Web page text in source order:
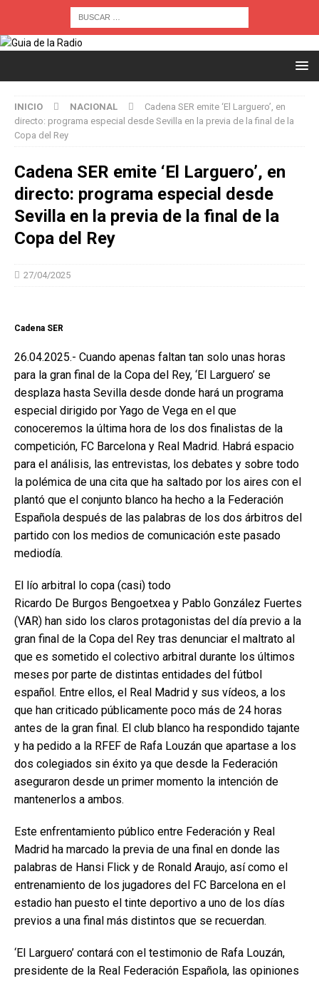
INICIO NACIONAL
Cadena SER emite ‘El Larguero’, en
directo: programa especial desde Sevilla en la previa de la final de la
Copa del Rey
Cadena SER emite ‘El Larguero’, en
directo: programa especial desde
Sevilla en la previa de la final de la
Copa del Rey
27/04/2025
Cadena SER
26.04.2025.- Cuando apenas faltan tan solo unas horas
para la gran final de la Copa del Rey, ‘El Larguero’ se
desplaza hasta Sevilla desde donde hará un programa
especial dirigido por Yago de Vega en el que
conoceremos la última hora de los dos finalistas de la
competición, FC Barcelona y Real Madrid. Habrá espacio
para el análisis, las entrevistas, los debates y sobre todo
la polémica de una cita que ha saltado por los aires con el
plantó que el conjunto blanco ha hecho a la Federación
Española después de las palabras de los dos árbitros del
partido con los medios de comunicación este pasado
mediodía.
El lío arbitral lo copa (casi) todo
Ricardo De Burgos Bengoetxea y Pablo González Fuertes
(VAR) han sido los claros protagonistas del día previo a la
gran final de la Copa del Rey tras denunciar el maltrato al
que es sometido el colectivo arbitral durante los últimos
meses por parte de distintas entidades del fútbol
español. Entre ellos, el Real Madrid y sus vídeos, a los
que han criticado públicamente poco más de 24 horas
antes de la gran final. El club blanco ha respondido tajante
y ha pedido a la RFEF de Rafa Louzán que apartase a los
dos colegiados sin éxito ya que desde la Federación
aseguraron desde un primer momento la intención de
mantenerlos a ambos.
Este enfrentamiento público entre Federación y Real
Madrid ha marcado la previa de una final en donde las
palabras de Hansi Flick y de Ronald Araujo, así como el
entrenamiento de los jugadores del FC Barcelona en el
estadio han puesto el tinte deportivo a uno de los días
previos a una final más distintos que se recuerdan.
‘El Larguero’ contará con el testimonio de Rafa Louzán,
presidente de la Real Federación Española, las opiniones